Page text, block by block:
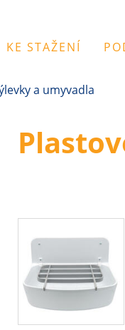
KE STAŽENÍ
a umyvadla